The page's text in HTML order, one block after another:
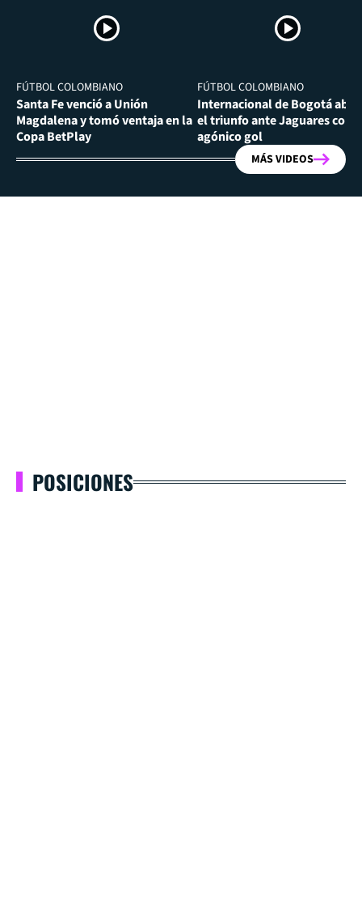
FÚTBOL COLOMBIANO
Santa Fe venció a Unión
Magdalena y tomó ventaja en la
Copa BetPlay
FÚTBOL COLOMBIANO
Internacional de Bogotá
el triunfo ante Jaguares con
agónico gol
MÁS VIDEOS
POSICIONES